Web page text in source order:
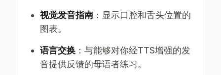
视觉发音指南 ：显示口腔和舌头位置的
图表。
语言交换 ：与能够对你经TTS增强的发
音提供反馈的母语者练习。